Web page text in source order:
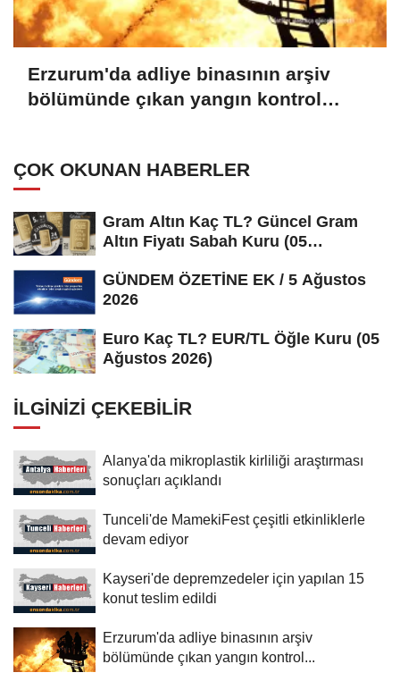
Erzurum'da adliye binasının arşiv
bölümünde çıkan yangın kontrol
ÇOK OKUNAN HABERLER
Gram Altın Kaç TL? Güncel Gram
Altın Fiyatı Sabah Kuru (05
GÜNDEM ÖZETİNE EK / 5 Ağustos
2026
Euro Kaç TL? EUR/TL Öğle Kuru (05
Ağustos 2026)
İLGINIZI ÇEKEBILIR
Alanya'da mikroplastik kirliliği araştırması
sonuçları açıklandı
Tunceli'de MamekiFest çeşitli etkinliklerle
devam ediyor
Kayseri'de depremzedeler için yapılan 15
konut teslim edildi
Erzurum'da adliye binasının arşiv
bölümünde çıkan yangın kontrol...